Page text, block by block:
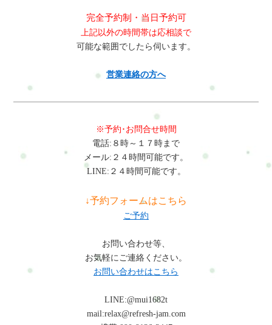
壊しにくい施術を覚えたい・“流れ”で施術できるようになりた
い学べる内容（一例）・体の見方・触れ方・押し方・施術姿
勢・力を使いすぎない体の使い方・首／肩／腰／下半身へのア
カウンセリングの基本・お客様への説明の考え方・個人店・自
宅サロン運営相談料金■ 1人受講プロフェッショナル育成コー
ッショナル育成コース・3ヶ月／全30回・270,000円／人※ご夫
婦・親子・友人同士などでの参加も可能です。最後にこのコー
スは、「短期間で資格だけ取る」ことを目的にしたレッスンで
はありません。実際の現場で、「どう見るのか」「どう触れる
のか」「どう流れを作るのか」「どうお客様と向き合うのか」
は分かりにくい、力加減や体の使い方、施術の流れまで、実際
に触れながら学んでいきます。“学ぶだけ”ではなく、実践で使
「自宅サロンを始めたいけど不安」「個人店をやっていけるか
心配」「どんな流れで始めればいいか分からない」そんなご相
談も可能です。技術だけではなく、“無理なく続けられる働き
ラクゼーションの世界に触れてみてください。#ui-datepicker-
div{z-index:10000 !important;}.ui-datepicker-calendar th,.ui-
完全予約制・当日予約可
上記以外の時間帯は応相談で
可能な範囲でしたら伺います。
営業連絡の方へ
※予約･お問合せ時間
電話:８時～１７時まで
メール:２４時間可能です。
LINE:２４時間可能です。
↓予約フォームはこちら
ご予約
お問い合わせ等、
お気軽にご連絡ください。
お問い合わせはこちら
LINE:@mui1682t
mail:relax@refresh-jam.com